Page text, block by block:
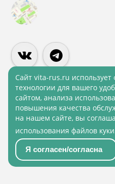
© 2001 - 2026 ВитаРус.
законом об авторских правах
© Разработка и
studio White»
Политика
Политика обработки
Cайт vita-rus.ru
технологии для вашего
сайтом, анализа
повышения качества
на нашем сайте, вы
использования файлов
Я согласен/согласна